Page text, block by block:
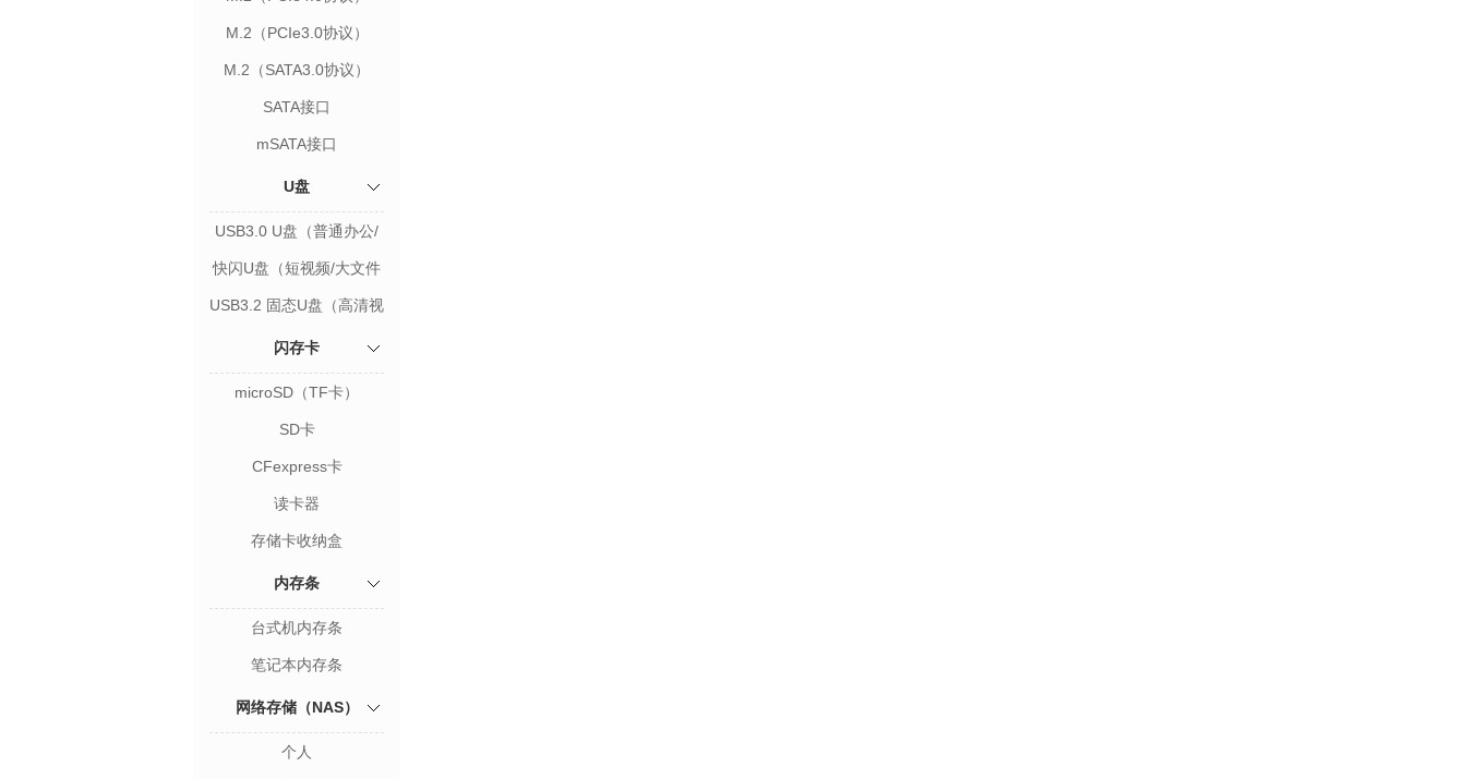
M.2（PCIe3.0协议）
M.2（SATA3.0协议）
SATA接口
mSATA接口
U盘
USB3.0 U盘（普通办公/
学习资料存储）
快闪U盘（短视频/大文件
存储）
USB3.2 固态U盘（高清视
闪存卡
microSD（TF卡）
SD卡
CFexpress卡
读卡器
存储卡收纳盒
内存条
台式机内存条
笔记本内存条
网络存储（NAS）
个人